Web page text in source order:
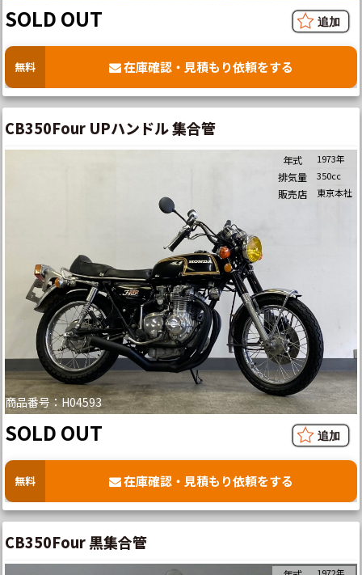
SOLD OUT
無料 在庫確認・見積もり依頼をする
CB350Four UPハンドル 集合管
商品番号：H04593
年式 1973年
排気量 350cc
販売店 東京本社
SOLD OUT
無料 在庫確認・見積もり依頼をする
CB350Four 黒集合管